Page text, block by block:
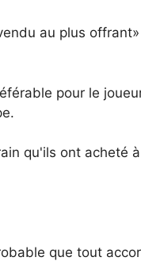
au plus
pour le
qu'ils ont acheté
que tout